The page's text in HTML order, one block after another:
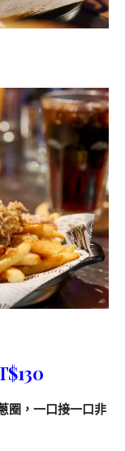
圈，一口接一口非